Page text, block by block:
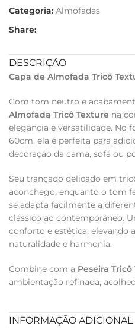
Categoria: Almofadas
Share:
DESCRIÇÃO
Capa de Almofada Tricô
Com tom neutro e
Almofada Tricô Texture na
elegância e versatilidade. No
60cm, ela é perfeita para
decoração da cama, sofá ou
Seu trançado delicado em
aconchego, enquanto o tom
se adapta facilmente a
clássico ao contemporâneo.
conforto e estética, elevando
naturalidade e harmonia.
Combine com a Peseira Tricô
ambientação refinada,
INFORMAÇÃO ADICIONAL